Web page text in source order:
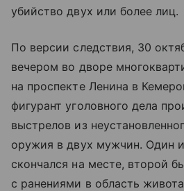
убийство двух или более лиц.
По версии следствия, 30
вечером во дворе
на проспекте Ленина в
фигурант уголовного дела
выстрелов из
оружия в двух мужчин. Один
скончался на месте, второй
с ранениями в область